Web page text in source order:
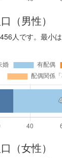
（男性）
人です。最小
（女性）